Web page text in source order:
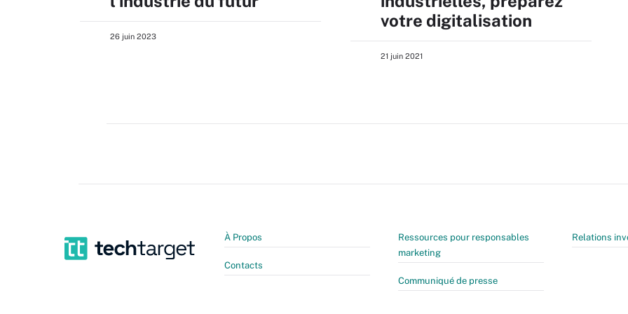
26 juin 2023
votre digitalisation
21 juin 2021
À Propos
Contacts
Ressources pour responsables
marketing
Communiqué de presse
Relations